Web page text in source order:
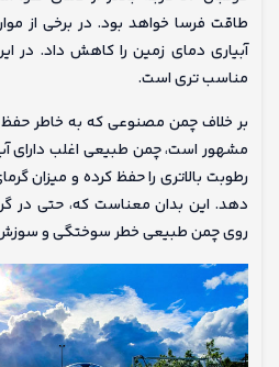
طاقت فرسا خواهد بود. در برخی از
آبیاری دمای زمین را کاهش داد. در
مناسب تری است.
بر خلاف چمن مصنوعی که به خاطر حفظ
مشهور است، چمن طبیعی اغلب
رطوبت بالاتری را حفظ کرده و میزان
دهد. این بدان معناست که، حتی در
روی چمن طبیعی خطر سوختگی و